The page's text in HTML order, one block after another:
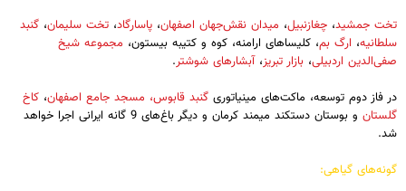
تخت جمشید، چغازنبیل، میدان نقش‌جهان اصفهان، پاسارگاد، تخت سلیمان، گنبد
سلطانیه، ارگ بم، کلیساهای ارامنه، کوه و کتیبه بیستون، مجموعه شیخ
صفی‌الدین اردبیلی، بازار تبریز،آبشارهای شوشتر.
در فاز دوم توسعه، ماکت‌های مینیاتوری گنبد قابوس، مسجد جامع اصفهان، کاخ
گلستان
و بوستان دستکند میمند کرمان و دیگر باغ‌های 9 گانه ایرانی اجرا خواهد
شد.
گونه‌های گیاهی: